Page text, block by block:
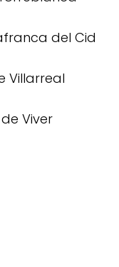
del Cid
Villarreal
Viver